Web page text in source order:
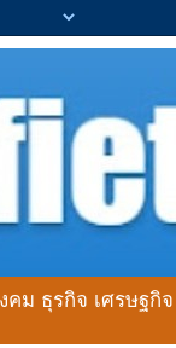
คม ธุรกิจ เศรษฐ